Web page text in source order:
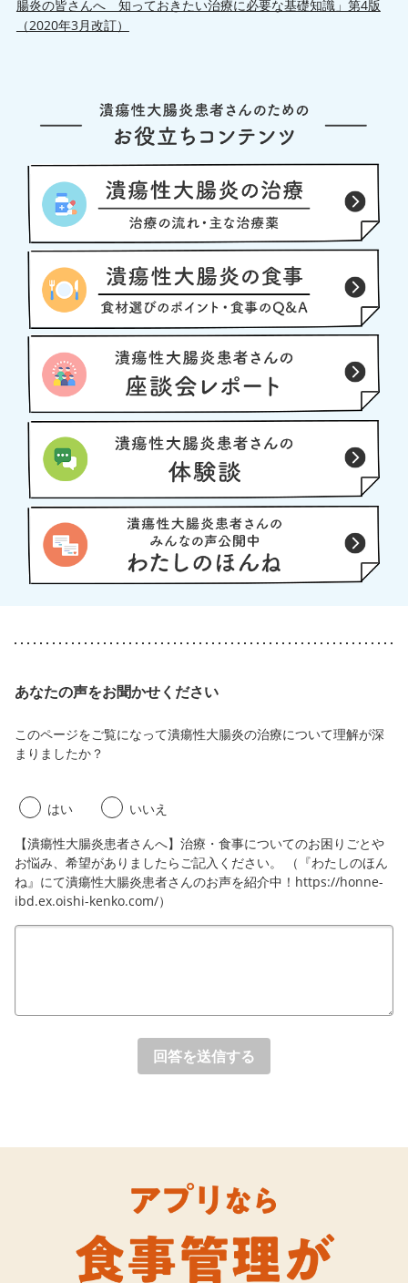
腸炎の皆さんへ 知っておきたい治療に必要な基礎知識」第4版
（2020年3月改訂）
あなたの声をお聞かせください
このページをご覧になって潰瘍性大腸炎の治療について理解が深
まりましたか？
はい
いいえ
【潰瘍性大腸炎患者さんへ】治療・食事についてのお困りごとや
お悩み、希望がありましたらご記入ください。 （『わたしのほん
ね』にて潰瘍性大腸炎患者さんのお声を紹介中！https://honne-
ibd.ex.oishi-kenko.com/）